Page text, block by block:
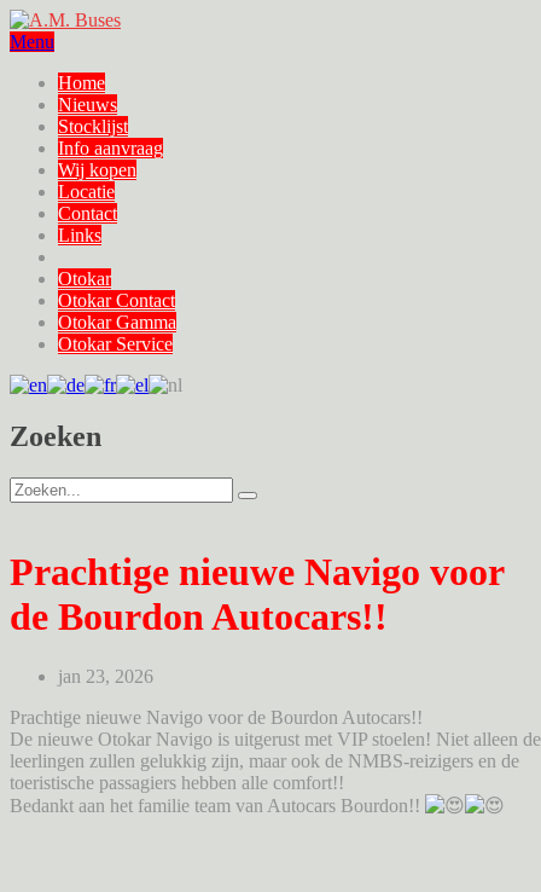
Menu
Home
Nieuws
Stocklijst
Info aanvraag
Wij kopen
Locatie
Contact
Links
Otokar
Otokar Contact
Otokar Gamma
Otokar Service
Zoeken
Prachtige nieuwe Navigo voor
de Bourdon Autocars!!
jan 23, 2026
Prachtige nieuwe Navigo voor de Bourdon Autocars!!
De nieuwe Otokar Navigo is uitgerust met VIP stoelen! Niet alleen de
leerlingen zullen gelukkig zijn, maar ook de NMBS-reizigers en de
toeristische passagiers hebben alle comfort!!
Bedankt aan het familie team van Autocars Bourdon!!